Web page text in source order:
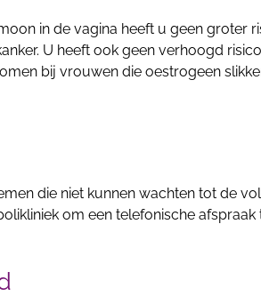
in de vagina heeft u geen groter
U heeft ook geen verhoogd
bij vrouwen die oestrogeen
die niet kunnen wachten tot de
om een telefonische afspraak